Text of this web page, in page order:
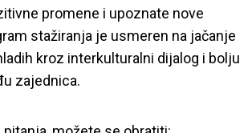
promene i upoznate nove
stažiranja je usmeren na jačanje
kroz interkulturalni dijalog i bolju
zajednica.